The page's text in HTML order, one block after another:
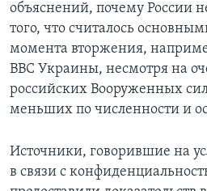
объяснений, почему России
того, что считалось
момента вторжения,
ВВС Украины, несмотря на
российских Вооруженных
меньших по численности и
Источники, говорившие на
в связи с